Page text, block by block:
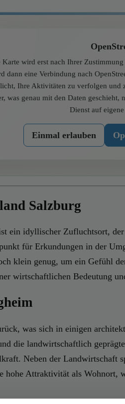
Karte wird erst nach Ihrer
dann eine Verbindung nach
Ihre Aktivitäten zu verfolgen und
was genau mit den Daten geschieht,
Dienst auf
Einmal erlauben
Salzburg
ein idyllischer Zufluchtsort,
für Erkundungen in der
klein genug, um ein Gefühl
wirtschaftlichen Bedeutung
was sich in einigen
die landwirtschaftlich
Neben der Landwirtschaft
Attraktivität als Wohnort,